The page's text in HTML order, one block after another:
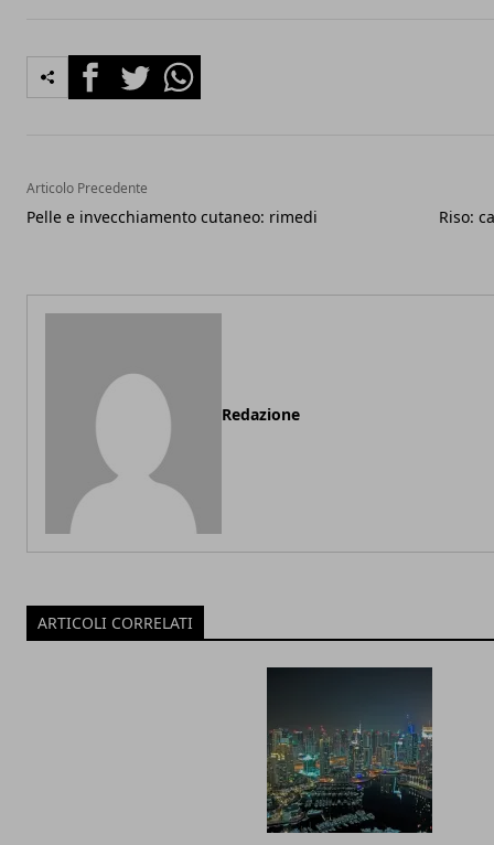
FacebookTwitterWhatsapp
Articolo Precedente
Pelle e invecchiamento cutaneo: rimedi Riso:
Redazione
ARTICOLI CORRELATI